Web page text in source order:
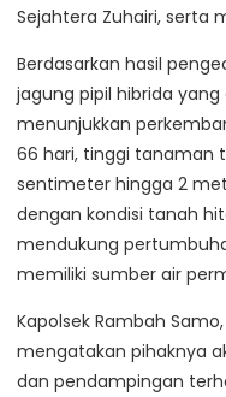
Sejahtera Zuhairi, serta
Berdasarkan hasil
jagung pipil hibrida
menunjukkan
66 hari, tinggi tanaman
sentimeter hingga 2
dengan kondisi tanah
mendukung
memiliki sumber air
Kapolsek Rambah
mengatakan pihaknya
dan pendampingan